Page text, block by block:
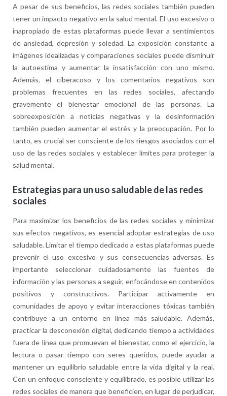
A pesar de sus beneficios, las redes sociales también pueden
tener un impacto negativo en la salud mental. El uso excesivo o
inapropiado de estas plataformas puede llevar a sentimientos
de ansiedad, depresión y soledad. La exposición constante a
imágenes idealizadas y comparaciones sociales puede disminuir
la autoestima y aumentar la insatisfacción con uno mismo.
Además, el ciberacoso y los comentarios negativos son
problemas frecuentes en las redes sociales, afectando
gravemente el bienestar emocional de las personas. La
sobreexposición a noticias negativas y la desinformación
también pueden aumentar el estrés y la preocupación. Por lo
tanto, es crucial ser consciente de los riesgos asociados con el
uso de las redes sociales y establecer límites para proteger la
salud mental.
Estrategias para un uso saludable de las redes
sociales
Para maximizar los beneficios de las redes sociales y minimizar
sus efectos negativos, es esencial adoptar estrategias de uso
saludable. Limitar el tiempo dedicado a estas plataformas puede
prevenir el uso excesivo y sus consecuencias adversas. Es
importante seleccionar cuidadosamente las fuentes de
información y las personas a seguir, enfocándose en contenidos
positivos y constructivos. Participar activamente en
comunidades de apoyo y evitar interacciones tóxicas también
contribuye a un entorno en línea más saludable. Además,
practicar la desconexión digital, dedicando tiempo a actividades
fuera de línea que promuevan el bienestar, como el ejercicio, la
lectura o pasar tiempo con seres queridos, puede ayudar a
mantener un equilibrio saludable entre la vida digital y la real.
Con un enfoque consciente y equilibrado, es posible utilizar las
redes sociales de manera que beneficien, en lugar de perjudicar,